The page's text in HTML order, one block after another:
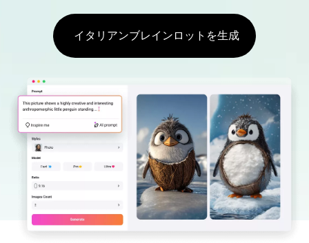
イタリアンブレインロットを生成